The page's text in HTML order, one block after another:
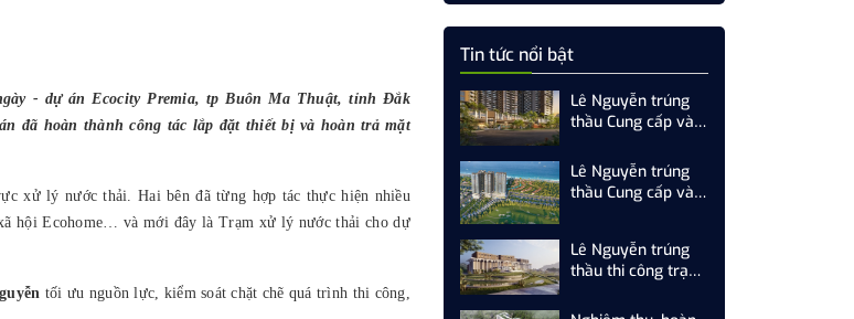
- dự án Ecocity Premia, tp Buôn Ma Thuật, tỉnh Đắk
đã hoàn thành công tác lắp đặt thiết bị và hoàn trả mặt
xử lý nước thải. Hai bên đã từng hợp tác thực hiện nhiều
hội Ecohome… và mới đây là Trạm xử lý nước thải cho dự
tối ưu nguồn lực, kiểm soát chặt chẽ quá trình thi công,
Tin tức nổi bật
Lê Nguyễn trúng
thầu Cung cấp và
nước thải 800
m3/ngày.đêm dự
án SkyM Hạ Long
Lê Nguyễn trúng
thầu Cung cấp và
(500
m3/ngày.đêm) dự
Lê Nguyễn trúng
thầu thi công trạm
án Khu du lịch nghỉ